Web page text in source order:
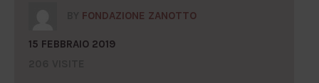
FONDAZIONE ZANOTTO
15 FEBBRAIO 2019